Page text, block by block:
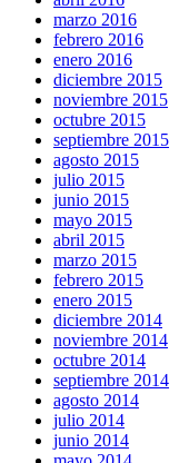
marzo 2016
febrero 2016
enero 2016
diciembre 2015
noviembre 2015
octubre 2015
septiembre 2015
agosto 2015
julio 2015
junio 2015
mayo 2015
abril 2015
marzo 2015
febrero 2015
enero 2015
diciembre 2014
noviembre 2014
octubre 2014
septiembre 2014
agosto 2014
julio 2014
junio 2014